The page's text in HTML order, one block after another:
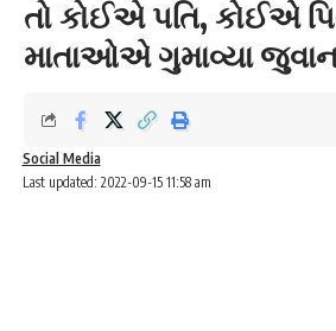
તો કોઈએ પતિ, કોઈએ
માતાઓએ ગુમાવ્યા
Last updated: 2022-09-15 11:58 am
Social Media